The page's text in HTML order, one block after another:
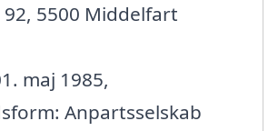
5500 Middelfart
maj 1985,
Anpartsselskab